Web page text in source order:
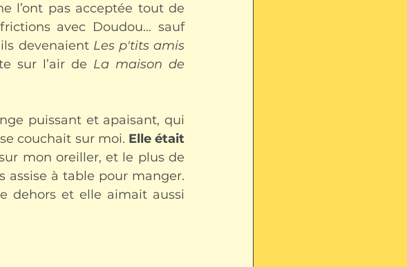
l’ont pas acceptée tout de
avec Doudou… sauf
devenaient Les p'tits amis
sur l’air de La maison de
puissant et apaisant, qui
couchait sur moi. Elle était
mon oreiller, et le plus de
assise à table pour manger.
dehors et elle aimait aussi